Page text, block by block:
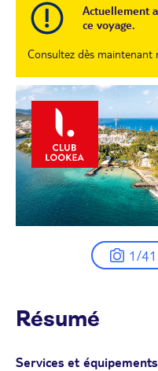
Actuellement
ce voyage.
Consultez dès maintenant
1/41
Résumé
Services et équipements